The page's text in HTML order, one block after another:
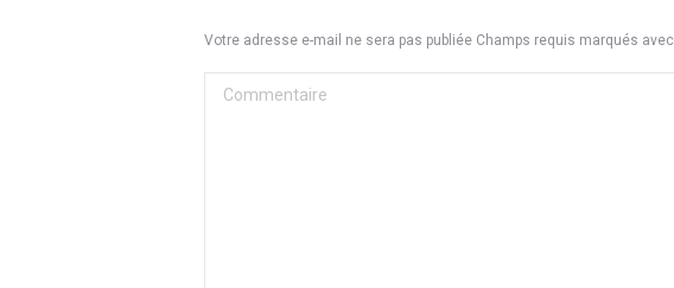
Votre adresse e-mail ne sera pas publiée Champs requis marqués avec
Commentaire